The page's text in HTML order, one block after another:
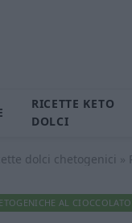
RICETTE KETO
DOLCI
dolci chetogenici »
AL CIOCCOLATO